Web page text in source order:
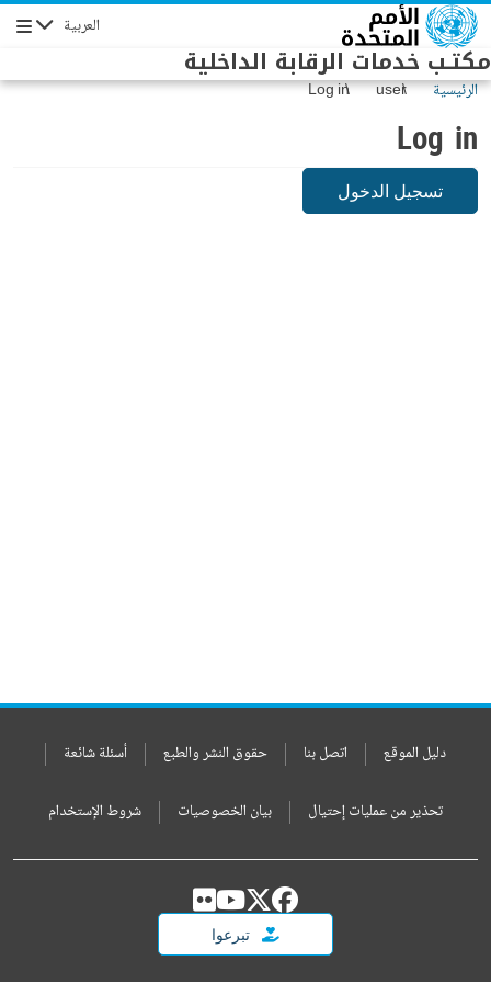
Skip to main content العربية
مكتـب خدمات الرقابة الداخلية
الرئيسية user
Log in
Log in
تسجيل الدخول
دليل الموقع اتصل بنا حقوق النشر والطبع أسئلة شائعة
تحذير من عمليات إحتيال بيان الخصوصيات شروط الإستخدام
تبرعوا